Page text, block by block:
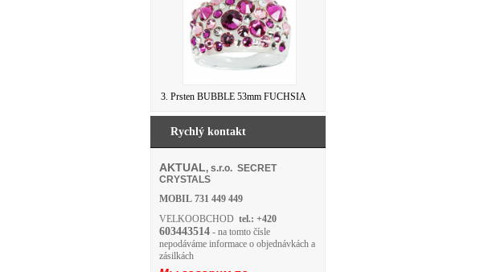
3. Prsten BUBBLE 53mm FUCHSIA
Rychlý kontakt
AKTUAL, s.r.o. SECRET
CRYSTALS
MOBIL 731 449 449
VELKOOBCHOD tel.: +420
603443514 - na tomto čísle
nepodáváme informace o objednávkách a
zásilkách